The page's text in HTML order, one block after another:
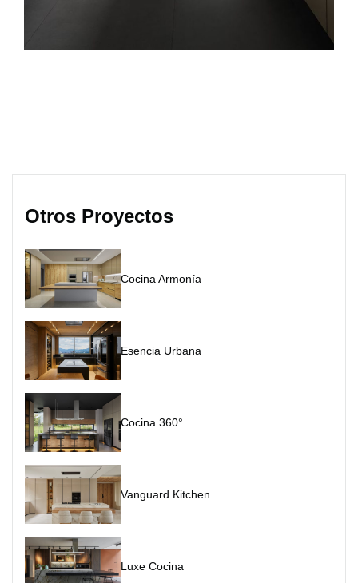
Otros Proyectos
Cocina Armonía
Esencia Urbana
Cocina 360°
Vanguard Kitchen
Luxe Cocina